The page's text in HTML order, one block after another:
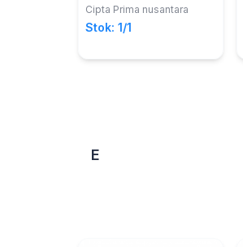
Cipta Prima nusantara
Stok: 1/1
E